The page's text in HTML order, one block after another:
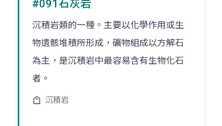
#091石灰岩
沉積岩類的一種。主要以化學作用或生
物遺骸堆積所形成，礦物組成以方解石
為主，是沉積岩中最容易含有生物化石
者。
沉積岩